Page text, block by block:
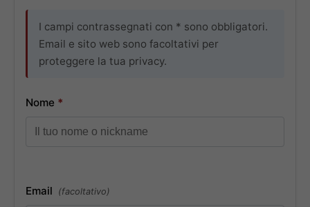
I campi contrassegnati con * sono obbligatori.
Email e sito web sono facoltativi per
proteggere la tua privacy.
Nome *
Email (facoltativo)